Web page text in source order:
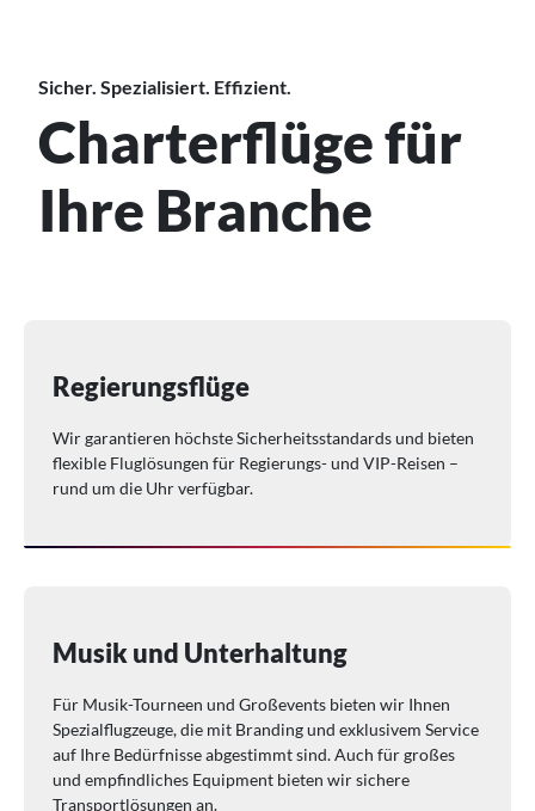
Sicher. Spezialisiert. Effizient.
Charterflüge für
Ihre Branche
Regierungsflüge
Wir garantieren höchste Sicherheitsstandards und bieten
flexible Fluglösungen für Regierungs- und VIP-Reisen –
rund um die Uhr verfügbar.
Musik und Unterhaltung
Für Musik-Tourneen und Großevents bieten wir Ihnen
Spezialflugzeuge, die mit Branding und exklusivem Service
auf Ihre Bedürfnisse abgestimmt sind. Auch für großes
und empfindliches Equipment bieten wir sichere
Transportlösungen an.